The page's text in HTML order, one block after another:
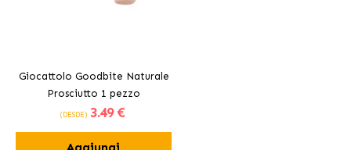
Giocattolo Goodbite Naturale
Prosciutto 1 pezzo
Commestibile Ferplast
(DESDE) 3.49 €